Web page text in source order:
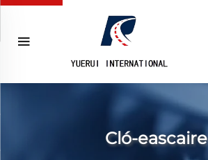
Cló-eascaire